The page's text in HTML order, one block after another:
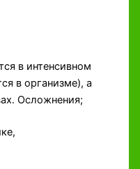
в интенсивном
в организме), а
Осложнения;